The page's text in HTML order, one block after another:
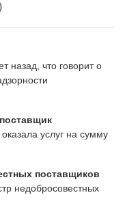
назад, что говорит о
услуг на сумму
поставщиков
недобросовестных